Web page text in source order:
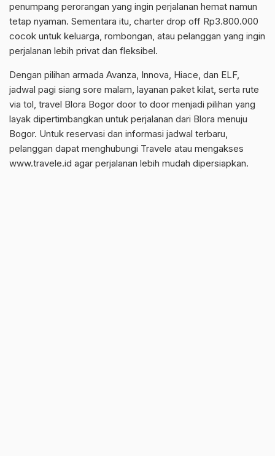
penumpang perorangan yang ingin perjalanan hemat namun
tetap nyaman. Sementara itu, charter drop off Rp3.800.000
cocok untuk keluarga, rombongan, atau pelanggan yang ingin
perjalanan lebih privat dan fleksibel.
Dengan pilihan armada Avanza, Innova, Hiace, dan ELF,
jadwal pagi siang sore malam, layanan paket kilat, serta rute
via tol, travel Blora Bogor door to door menjadi pilihan yang
layak dipertimbangkan untuk perjalanan dari Blora menuju
Bogor. Untuk reservasi dan informasi jadwal terbaru,
pelanggan dapat menghubungi Travele atau mengakses
www.travele.id agar perjalanan lebih mudah dipersiapkan.